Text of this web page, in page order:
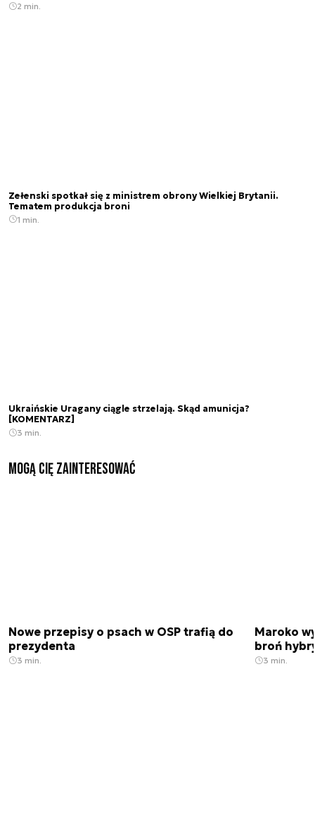
2 min.
Zełenski spotkał się z ministrem obrony Wielkiej Brytanii.
Tematem produkcja broni
1 min.
Ukraińskie Uragany ciągle strzelają. Skąd amunicja?
[KOMENTARZ]
3 min.
Mogą Cię zainteresować
Nowe przepisy o psach w OSP trafią do
prezydenta
3 min.
Maroko
broń
3 min.